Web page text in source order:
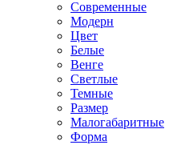
Современные
Модерн
Цвет
Белые
Венге
Светлые
Темные
Размер
Малогабаритные
Форма